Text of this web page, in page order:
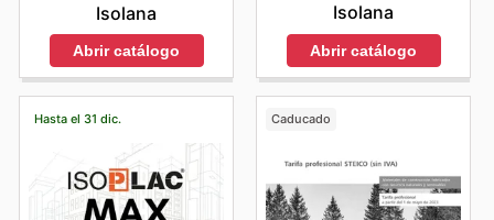
Isolana
Abrir catálogo
Isolana
Abrir catálogo
Hasta el 31 dic. Caducado